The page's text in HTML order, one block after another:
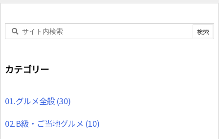
カテゴリー
01.グルメ全般 (30)
02.B級・ご当地グルメ (10)